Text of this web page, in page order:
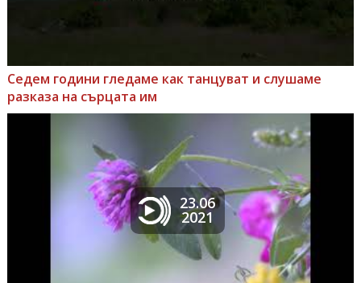
Седем години гледаме как танцуват и слушаме
разказа на сърцата им
23.06
2021